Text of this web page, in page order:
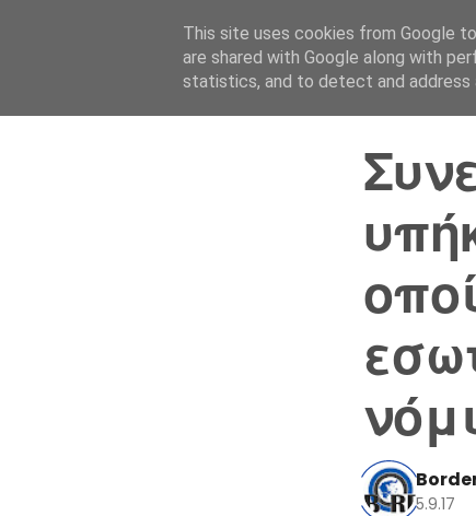
5.9.17
This site uses cookies from Google
are shared with Google along with
statistics, and to detect and address